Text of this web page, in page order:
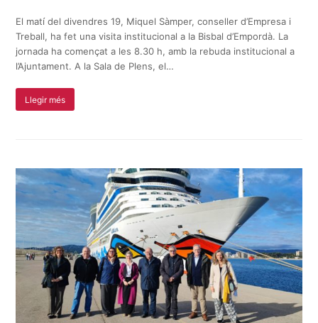
El matí del divendres 19, Miquel Sàmper, conseller d’Empresa i
Treball, ha fet una visita institucional a la Bisbal d’Empordà. La
jornada ha començat a les 8.30 h, amb la rebuda institucional a
l’Ajuntament. A la Sala de Plens, el…
Llegir més